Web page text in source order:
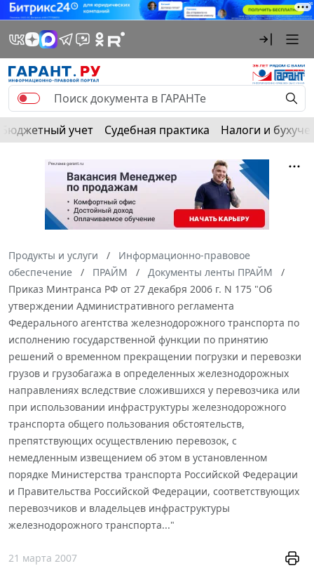
Бюджетный учет Судебная практика Налоги и
Продукты и услуги
Информационно-правовое
обеспечение
ПРАЙМ
Документы ленты ПРАЙМ
Приказ Минтранса РФ от 27 декабря 2006 г. N 175 "Об
утверждении Административного регламента
Федерального агентства железнодорожного транспорта по
исполнению государственной функции по принятию
решений о временном прекращении погрузки и перевозки
грузов и грузобагажа в определенных железнодорожных
направлениях вследствие сложившихся у перевозчика или
при использовании инфраструктуры железнодорожного
транспорта общего пользования обстоятельств,
препятствующих осуществлению перевозок, с
немедленным извещением об этом в установленном
порядке Министерства транспорта Российской Федерации
и Правительства Российской Федерации, соответствующих
перевозчиков и владельцев инфраструктуры
железнодорожного транспорта..."
21 марта 2007